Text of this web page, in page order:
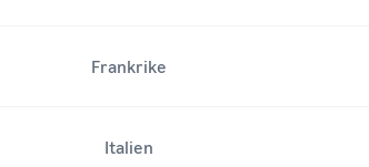
Frankrike
Italien